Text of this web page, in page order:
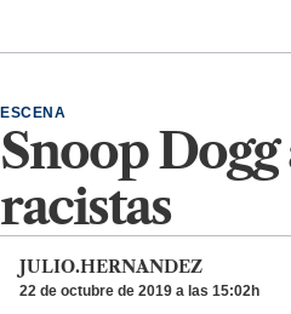
Snoop
racistas
ESCENA
JULIO.HERNANDEZ
22 de octubre de 2019 a las 15:02h